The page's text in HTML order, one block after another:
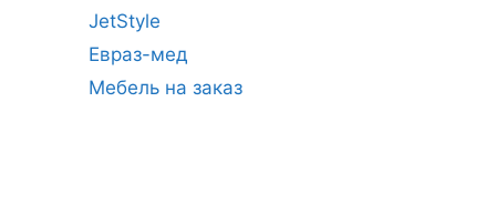
JetStyle
Евраз-мед
Мебель на заказ